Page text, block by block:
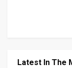
Latest In The